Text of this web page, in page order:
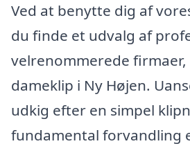
Ved at benytte dig af
du finde et udvalg af
velrenommerede
dameklip i Ny Højen.
udkig efter en simpel
fundamental forvandling